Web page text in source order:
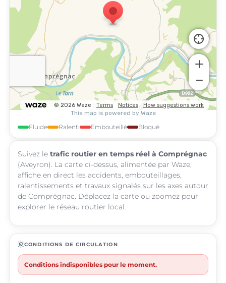
Fluide Ralenti Embouteillé Bloqué
Suivez le trafic routier en temps réel à Comprégnac
(Aveyron). La carte ci-dessus, alimentée par Waze,
affiche en direct les accidents, embouteillages,
ralentissements et travaux signalés sur les axes autour
de Comprégnac. Déplacez la carte ou zoomez pour
explorer le réseau routier local.
routineCONDITIONS DE CIRCULATION
Conditions indisponibles pour le moment.